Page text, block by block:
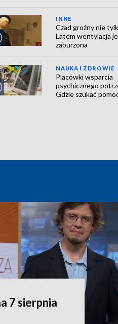
INNE
Czad groźny nie
Latem wentylacja
zaburzona
NAUKA I ZDROWIE
Placówki wsparcia
psychicznego
Gdzie szukać
7 sierpnia